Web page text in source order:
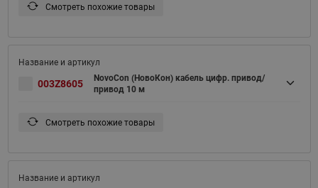
Смотреть похожие товары
003Z8605
NovoCon (НовоКон) кабель цифр. привод/
привод 10 м
Смотреть похожие товары